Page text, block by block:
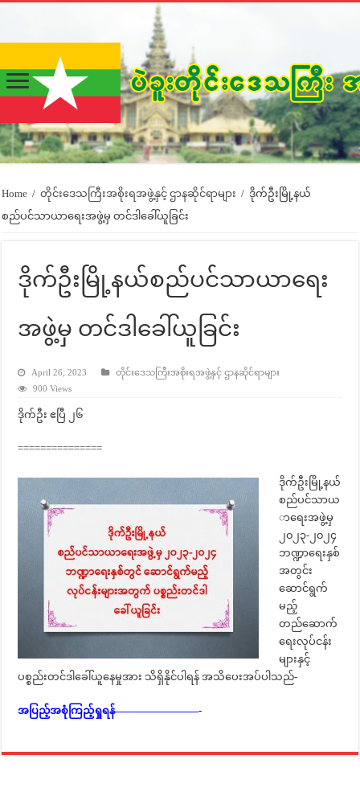
Home / တိုင်းဒေသကြီးအစိုးရအဖွဲ့နှင့် ဌာနဆိုင်ရာများ / ဒိုက်ဦးမြို့နယ်
စည်ပင်သာယာရေးအဖွဲ့မှ တင်ဒါခေါ်ယူခြင်း
ဒိုက်ဦးမြို့နယ်စည်ပင်သာယာရေး
အဖွဲ့မှ တင်ဒါခေါ်ယူခြင်း
April 26, 2023
တိုင်းဒေသကြီးအစိုးရအဖွဲ့နှင့် ဌာနဆိုင်ရာများ
900 Views
ဒိုက်ဦး ဧပြီ ၂၆
===============
ဒိုက်ဦးမြို့နယ်
စည်ပင်သာယ
ာရေးအဖွဲ့မှ
၂၀၂၃-၂၀၂၄
ဘဏ္ဍာရေးနှစ်
အတွင်း
ဆောင်ရွက်
မည့်
တည်ဆောက်
ရေးလုပ်ငန်း
များနှင့်
ပစ္စည်းတင်ဒါခေါ်ယူနေမှုအား သိရှိနိုင်ပါရန် အသိပေးအပ်ပါသည်-
အပြည့်အစုံကြည့်ရှုရန်————————-